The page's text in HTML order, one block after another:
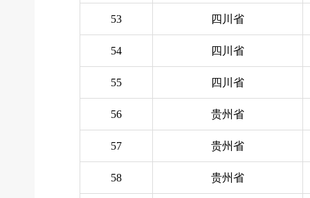
53 四川省
54 四川省
55 四川省
56 贵州省
57 贵州省
58 贵州省